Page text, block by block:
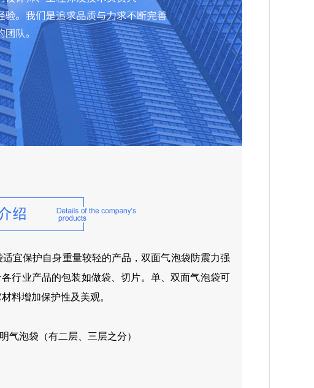
宜保护自身重量较轻的产品，双面气泡袋防震力强
行业产品的包装如做袋、切片。单、双面气泡袋可
料增加保护性及美观。
气泡袋（有二层、三层之分）